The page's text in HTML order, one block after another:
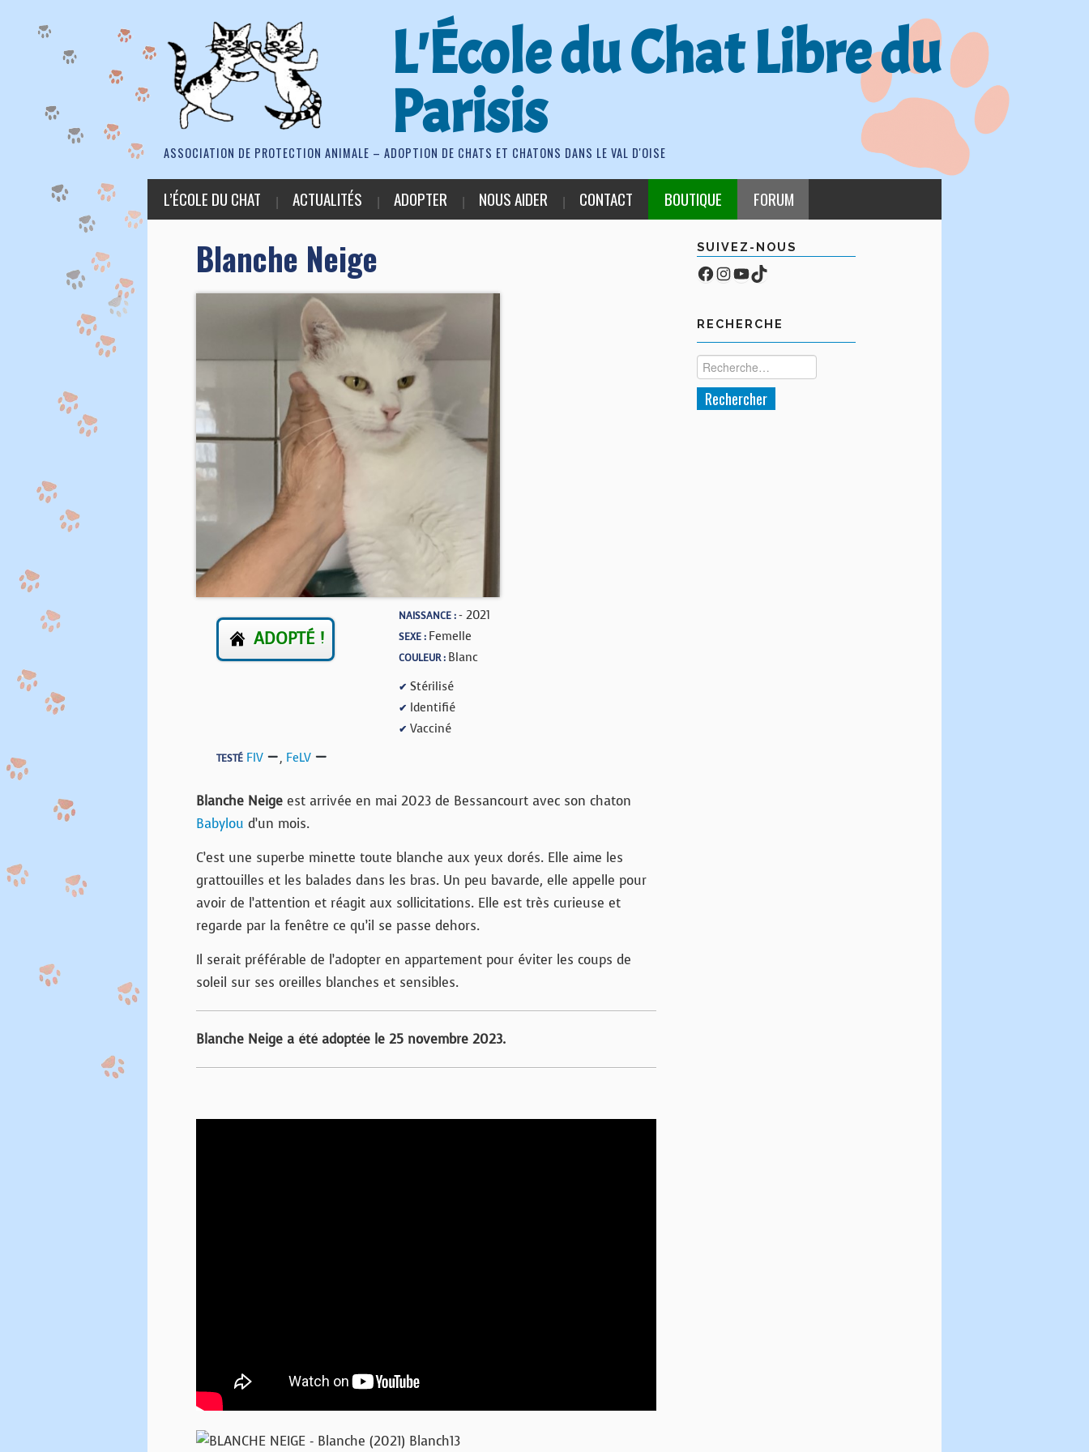
L'École du Chat Libre du
Parisis
ASSOCIATION DE PROTECTION ANIMALE – ADOPTION DE CHATS ET CHATONS DANS LE VAL D'OISE
L’ÉCOLE DU CHAT ACTUALITÉS ADOPTER NOUS AIDER CONTACT BOUTIQUE FORUM
Blanche Neige
ADOPTÉ !
NAISSANCE :- 2021
SEXE : Femelle
COULEUR : Blanc
✔ Stérilisé
✔ Identifié
✔ Vacciné
TESTÉ FIV , FeLV
Blanche Neige est arrivée en mai 2023 de Bessancourt avec son chaton
Babylou d’un mois.
C’est une superbe minette toute blanche aux yeux dorés. Elle aime les
grattouilles et les balades dans les bras. Un peu bavarde, elle appelle pour
avoir de l’attention et réagit aux sollicitations. Elle est très curieuse et
regarde par la fenêtre ce qu’il se passe dehors.
Il serait préférable de l’adopter en appartement pour éviter les coups de
soleil sur ses oreilles blanches et sensibles.
Blanche Neige a été adoptée le 25 novembre 2023.
SUIVEZ-NOUS
Facebook
Compte Instagram
YouTube
TikTok
RECHERCHE